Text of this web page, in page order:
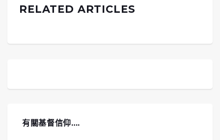
RELATED ARTICLES
有關基督信仰….